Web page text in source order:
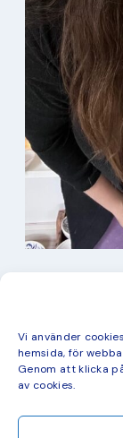
Vi använder
hemsida, för
Genom att klicka
av cookies.
Kurser
Måleri
mina favorit
Mönster